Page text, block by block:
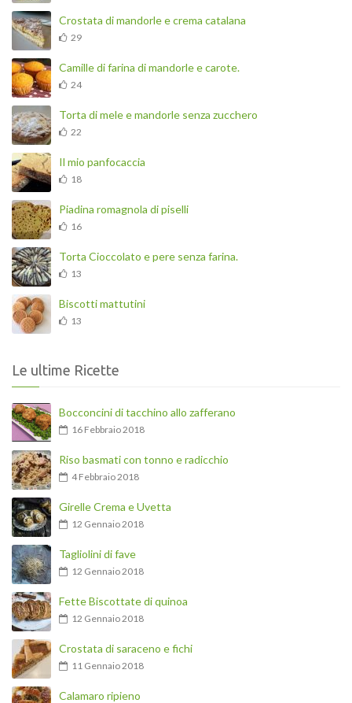
Crostata di mandorle e crema catalana
29
Camille di farina di mandorle e carote.
24
Torta di mele e mandorle senza zucchero
22
Il mio panfocaccia
18
Piadina romagnola di piselli
16
Torta Cioccolato e pere senza farina.
13
Biscotti mattutini
13
Le ultime Ricette
Bocconcini di tacchino allo zafferano
16 Febbraio 2018
Riso basmati con tonno e radicchio
4 Febbraio 2018
Girelle Crema e Uvetta
12 Gennaio 2018
Tagliolini di fave
12 Gennaio 2018
Fette Biscottate di quinoa
12 Gennaio 2018
Crostata di saraceno e fichi
11 Gennaio 2018
Calamaro ripieno